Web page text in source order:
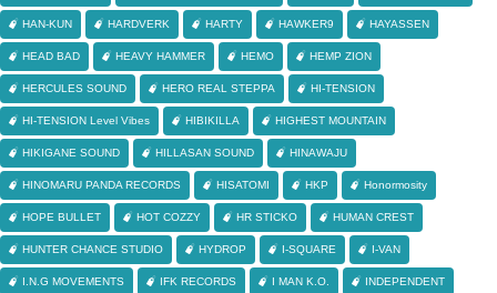
HAN-KUN HARDVERK HARTY HAWKER9 HAYASSEN
HEAD BAD HEAVY HAMMER HEMO HEMP ZION
HERCULES SOUND HERO REAL STEPPA HI-TENSION
HI-TENSION Level Vibes HIBIKILLA HIGHEST MOUNTAIN
HIKIGANE SOUND HILLASAN SOUND HINAWAJU
HINOMARU PANDA RECORDS HISATOMI HKP Honormosity
HOPE BULLET HOT COZZY HR STICKO HUMAN CREST
HUNTER CHANCE STUDIO HYDROP I-SQUARE I-VAN
I.N.G MOVEMENTS IFK RECORDS I MAN K.O. INDEPENDENT